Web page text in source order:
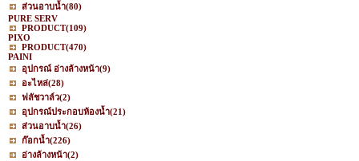
ส่วนอาบน้ำ(80)
PURE SERV
PRODUCT(109)
PIXO
PRODUCT(470)
PAINI
อุปกรณ์ อ่างล้างหน้า(9)
อะไหล่(28)
ฟลัชวาล์ว(2)
อุปกรณ์ประกอบห้องน้ำ(21)
ส่วนอาบน้ำ(26)
ก๊อกน้ำ(226)
อ่างล้างหน้า(2)